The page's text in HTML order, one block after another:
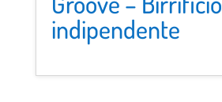
indipendente